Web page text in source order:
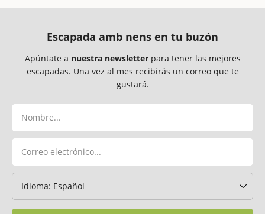
Escapada amb nens en tu buzón
Apúntate a nuestra newsletterpara tener las mejores
escapadas. Una vez al mes recibirás un correo que te
gustará.